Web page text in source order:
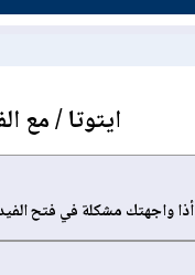
ايتوتا / مع
أذا واجهتك مشكلة في فتح